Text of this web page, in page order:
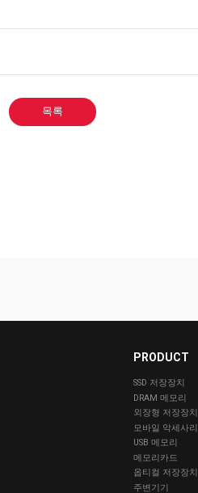
목록
PRODUCT
SSD 저장장치
DRAM 메모리
외장형 저장장치
모바일 악세사리
USB 메모리
메모리카드
옵티컬 저장장치
주변기기